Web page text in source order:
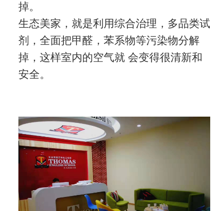
掉。
生态美家，就是利用综合治理，多品类试
剂，全面把甲醛，苯系物等污染物分解
掉，这样室内的空气就 会变得很清新和
安全。